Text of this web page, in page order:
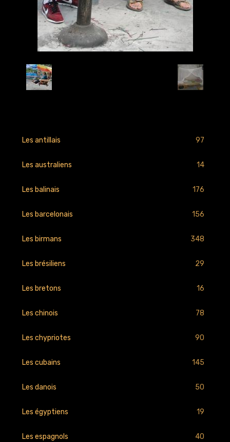
Les antillais 97
Les australiens 14
Les balinais 176
Les barcelonais 156
Les birmans 348
Les brésiliens 29
Les bretons 16
Les chinois 78
Les chypriotes 90
Les cubains 145
Les danois 50
Les égyptiens 19
Les espagnols 40